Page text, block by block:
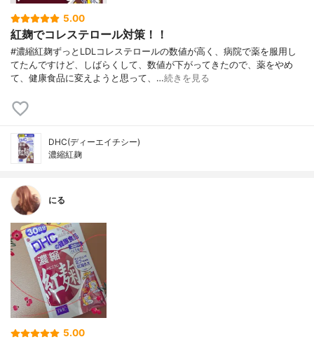
5.00
紅麹でコレステロール対策！！
#濃縮紅麹ずっとLDLコレステロールの数値が高く、病院で薬を服用し
てたんですけど、しばらくして、数値が下がってきたので、薬をやめ
て、健康食品に変えようと思って、…続きを見る
DHC(ディーエイチシー)
濃縮紅麹
にる
5.00